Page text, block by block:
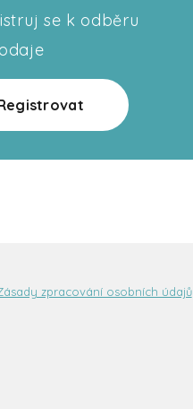
se k odběru
zpracování osobních údajů